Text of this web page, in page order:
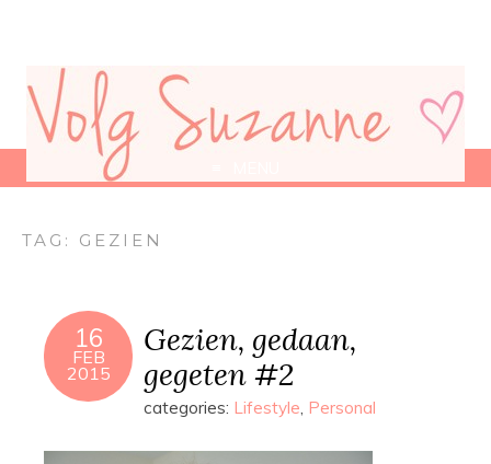
TAG: GEZIEN
16
FEB
2015
Gezien, gedaan,
gegeten #2
categories: Lifestyle, Personal